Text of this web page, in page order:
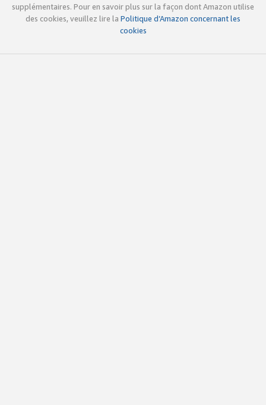
supplémentaires. Pour en savoir plus sur la façon dont Amazon utilise
des cookies, veuillez lire la Politique d’Amazon concernant les
cookies